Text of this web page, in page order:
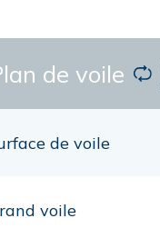
de voile
de voile
voile